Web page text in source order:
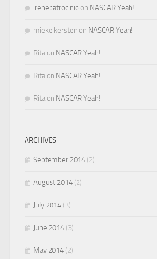
irenepatrocinio on NASCAR Yeah!
mieke kersten on NASCAR Yeah!
Rita on NASCAR Yeah!
Rita on NASCAR Yeah!
Rita on NASCAR Yeah!
ARCHIVES
September 2014 (2)
August 2014 (2)
July 2014 (3)
June 2014 (3)
May 2014 (2)